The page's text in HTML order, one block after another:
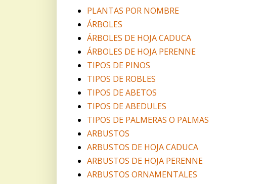
PLANTAS POR NOMBRE
ÁRBOLES
ÁRBOLES DE HOJA CADUCA
ÁRBOLES DE HOJA PERENNE
TIPOS DE PINOS
TIPOS DE ROBLES
TIPOS DE ABETOS
TIPOS DE ABEDULES
TIPOS DE PALMERAS O PALMAS
ARBUSTOS
ARBUSTOS DE HOJA CADUCA
ARBUSTOS DE HOJA PERENNE
ARBUSTOS ORNAMENTALES